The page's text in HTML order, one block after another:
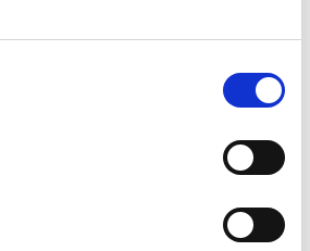
til undervisere i bæredygtig